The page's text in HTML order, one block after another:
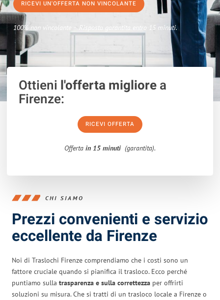
RICEVI UN'OFFERTA NON VINCOLANTE
100% non vincolante – Risposta garantita entro 15 minuti.
Ottieni l'offerta migliorea
Firenze:
RICEVI OFFERTA
Offerta in 15 minuti (garantita).
CHI SIAMO
Prezzi convenienti e servizio
eccellente da Firenze
Noi di Traslochi Firenze comprendiamo che i costi sono un
fattore cruciale quando si pianifica il trasloco. Ecco perché
puntiamo sulla trasparenza e sulla correttezza per offrirti
soluzioni su misura. Che si tratti di un trasloco locale a Firenze o